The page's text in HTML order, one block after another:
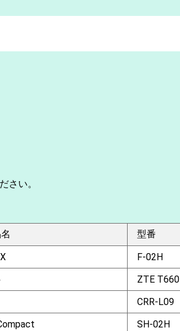
さい。
型番
F-02H
ZTE T660
CRR-L09
SH-02H